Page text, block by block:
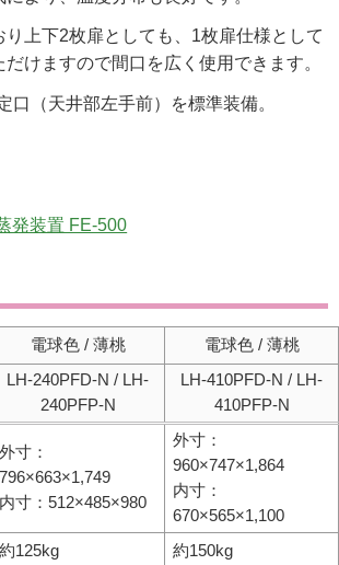
り上下2枚扉としても、1枚扉仕様として
だけますので間口を広く使用できます。
口（天井部左手前）を標準装備。
発装置 FE-500
電球色 / 薄桃 電球色 / 薄桃
LH-240PFD-N / LH-
240PFP-N
LH-410PFD-N / LH-
410PFP-N
外寸：
796×663×1,749
内寸：512×485×980
外寸：
960×747×1,864
内寸：
670×565×1,100
約125kg 約150kg